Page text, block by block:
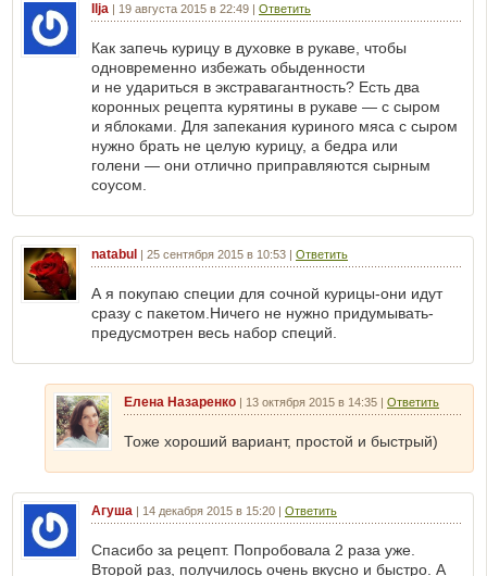
Ilja | 19 августа 2015 в 22:49 | Ответить
Как запечь курицу в духовке в рукаве, чтобы
одновременно избежать обыденности
и не удариться в экстравагантность? Есть два
коронных рецепта курятины в рукаве — с сыром
и яблоками. Для запекания куриного мяса с сыром
нужно брать не целую курицу, а бедра или
голени — они отлично приправляются сырным
соусом.
natabul | 25 сентября 2015 в 10:53 | Ответить
А я покупаю специи для сочной курицы-они идут
сразу с пакетом.Ничего не нужно придумывать-
предусмотрен весь набор специй.
Елена Назаренко | 13 октября 2015 в 14:35 | Ответить
Тоже хороший вариант, простой и быстрый)
Агуша | 14 декабря 2015 в 15:20 | Ответить
Спасибо за рецепт. Попробовала 2 раза уже.
Второй раз, получилось очень вкусно и быстро. А